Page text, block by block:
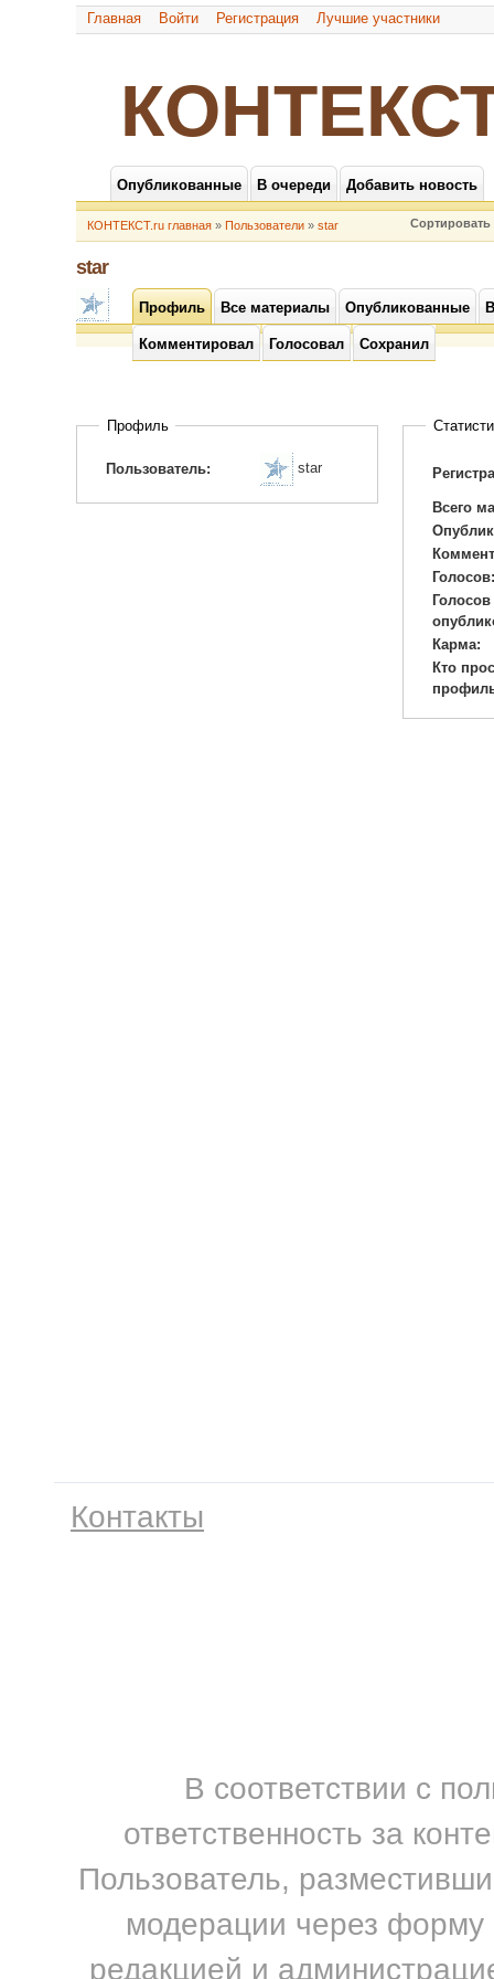
Главная Войти Регистрация Лучшие участники
Опубликованные В очереди Добавить новость
КОНТЕКСТ.ru главная » Пользователи » star
star
Профиль Все материалы Опубликованные
Комментировал Голосовал Сохранил
Профиль
Пользователь: star
Всего
Голосов
Карма:
Кто
Контакты
В соответствии с
ответственность за
Пользователь,
модерации через форму
редакцией и